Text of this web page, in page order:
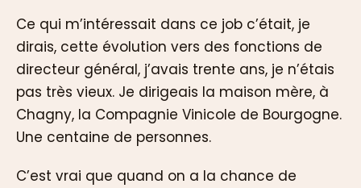
Ce qui m’intéressait dans ce job c’était, je
dirais, cette évolution vers des fonctions de
directeur général, j’avais trente ans, je n’étais
pas très vieux. Je dirigeais la maison mère, à
Chagny, la Compagnie Vinicole de Bourgogne.
Une centaine de personnes.
C’est vrai que quand on a la chance de